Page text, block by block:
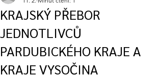
KRAJSKÝ PŘEBOR
JEDNOTLIVCŮ
PARDUBICKÉHO KRAJE A
KRAJE VYSOČINA